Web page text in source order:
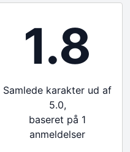
1.8
Samlede karakter ud af
5.0,
baseret på 1
anmeldelser